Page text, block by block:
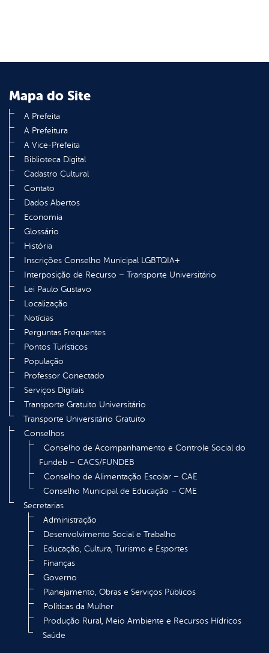
Mapa do Site
A Prefeita
A Prefeitura
A Vice-Prefeita
Biblioteca Digital
Cadastro Cultural
Contato
Dados Abertos
Economia
Glossário
História
Inscrições Conselho Municipal LGBTQIA+
Interposição de Recurso – Transporte Universitário
Lei Paulo Gustavo
Localização
Notícias
Perguntas Frequentes
Pontos Turísticos
População
Professor Conectado
Serviços Digitais
Transporte Gratuito Universitário
Transporte Universitário Gratuito
Conselhos
Conselho de Acompanhamento e Controle Social do
Fundeb – CACS/FUNDEB
Conselho de Alimentação Escolar – CAE
Conselho Municipal de Educação – CME
Secretarias
Administração
Desenvolvimento Social e Trabalho
Educação, Cultura, Turismo e Esportes
Finanças
Governo
Planejamento, Obras e Serviços Públicos
Políticas da Mulher
Produção Rural, Meio Ambiente e Recursos Hídricos
Saúde